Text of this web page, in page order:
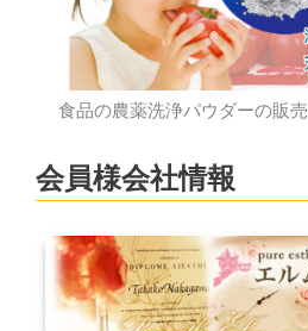
食品の農薬洗浄パウダーの販売
会員様会社情報